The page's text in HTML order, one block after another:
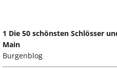
1 Die 50 schönsten Schlösser
Main
Burgenblog